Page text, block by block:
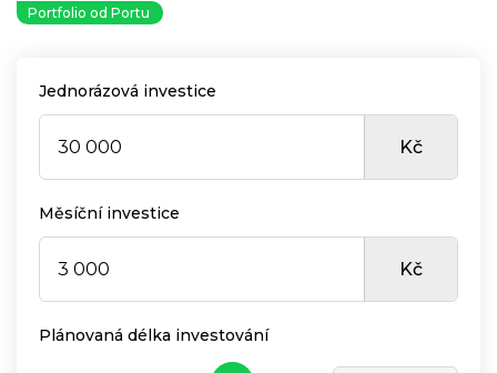
Portfolio od Portu
Jednorázová investice
Kč
Měsíční investice
Kč
Plánovaná délka investování